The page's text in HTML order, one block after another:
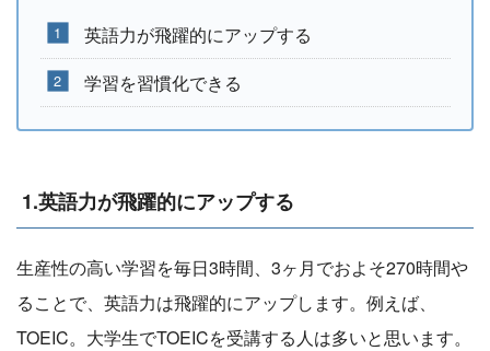
英語力が飛躍的にアップする
学習を習慣化できる
1.英語力が飛躍的にアップする
生産性の高い学習を毎日3時間、3ヶ月でおよそ270時間や
ることで、英語力は飛躍的にアップします。例えば、
TOEIC。大学生でTOEICを受講する人は多いと思います。